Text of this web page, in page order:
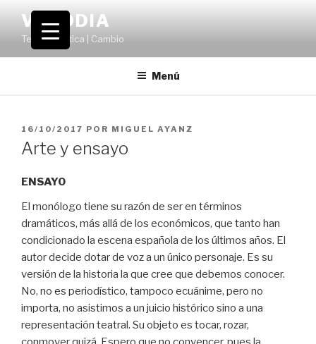
contenido
VOLODIA
Teatro | Crítica | Cambio
Menú
PUBLICADO
EL
16/10/2017 POR MIGUEL AYANZ
Arte y ensayo
ENSAYO
El monólogo tiene su razón de ser en términos
dramáticos, más allá de los económicos, que tanto han
condicionado la escena española de los últimos años. El
autor decide dotar de voz a un único personaje. Es su
versión de la historia la que cree que debemos conocer.
No, no es periodístico, tampoco ecuánime, pero no
importa, no asistimos a un juicio histórico sino a una
representación teatral. Su objeto es tocar, rozar,